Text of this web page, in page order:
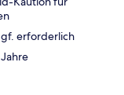
erforderlich